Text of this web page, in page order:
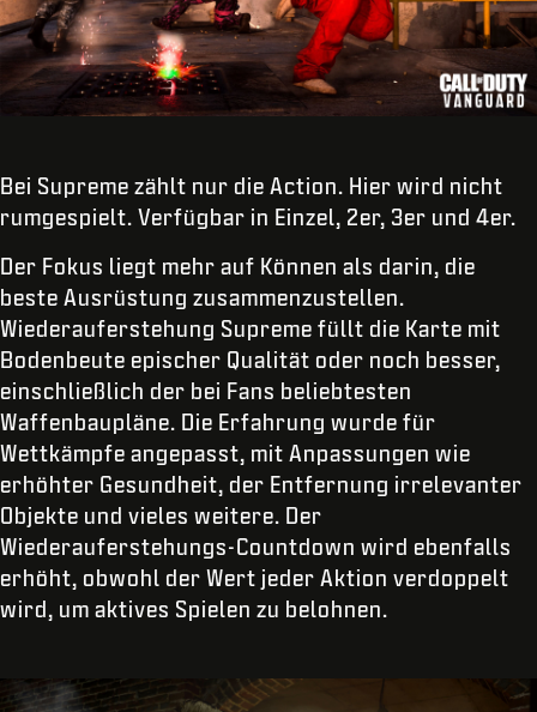
Bei Supreme zählt nur die Action. Hier wird nicht
rumgespielt. Verfügbar in Einzel, 2er, 3er und 4er.
Der Fokus liegt mehr auf Können als darin, die
beste Ausrüstung zusammenzustellen.
Wiederauferstehung Supreme füllt die Karte mit
Bodenbeute epischer Qualität oder noch besser,
einschließlich der bei Fans beliebtesten
Waffenbaupläne. Die Erfahrung wurde für
Wettkämpfe angepasst, mit Anpassungen wie
erhöhter Gesundheit, der Entfernung irrelevanter
Objekte und vieles weitere. Der
Wiederauferstehungs-Countdown wird ebenfalls
erhöht, obwohl der Wert jeder Aktion verdoppelt
wird, um aktives Spielen zu belohnen.